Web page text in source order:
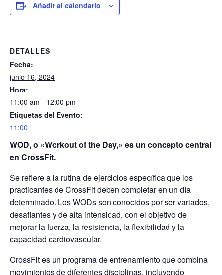
Añadir al calendario
DETALLES
Fecha:
junio 16, 2024
Hora:
11:00 am - 12:00 pm
Etiquetas del Evento:
11:00
WOD, o «Workout of the Day,» es un concepto central
en CrossFit.
Se refiere a la rutina de ejercicios específica que los
practicantes de CrossFit deben completar en un día
determinado. Los WODs son conocidos por ser variados,
desafiantes y de alta intensidad, con el objetivo de
mejorar la fuerza, la resistencia, la flexibilidad y la
capacidad cardiovascular.
CrossFit es un programa de entrenamiento que combina
movimientos de diferentes disciplinas, incluyendo